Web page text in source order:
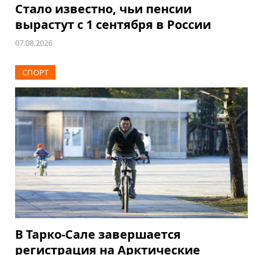
Стало известно, чьи пенсии
вырастут с 1 сентября в России
07.08.2026
СПОРТ
В Тарко-Сале завершается
регистрация на Арктические